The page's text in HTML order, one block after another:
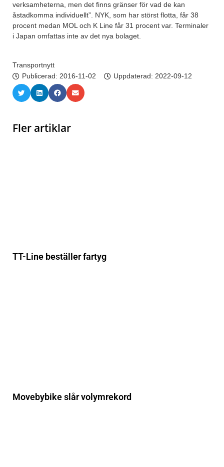
verksamheterna, men det finns gränser för vad de kan
åstadkomma individuellt”. NYK, som har störst flotta, får 38
procent medan MOL och K Line får 31 procent var. Terminaler
i Japan omfattas inte av det nya bolaget.
Transportnytt
Publicerad: 2016-11-02 Uppdaterad: 2022-09-12
Fler artiklar
TT-Line beställer fartyg
Movebybike slår volymrekord